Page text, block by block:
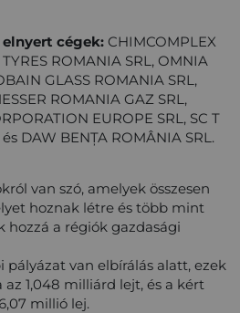
cégek: CHIMCOMPLEX
ROMANIA SRL, OMNIA
GLASS ROMANIA SRL,
ROMANIA GAZ SRL,
EUROPE SRL, SC T
DAW BENȚA ROMÂNIA SRL.
van szó, amelyek összesen
hoznak létre és több mint
a régiók gazdasági
van elbírálás alatt, ezek
1,048 milliárd lejt, és a kért
millió lej.